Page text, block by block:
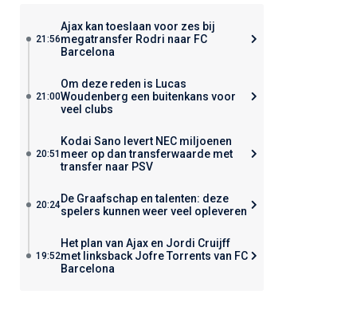
21:56
Ajax kan toeslaan voor zes bij
megatransfer Rodri naar FC
Barcelona
21:00
Om deze reden is Lucas
Woudenberg een buitenkans voor
veel clubs
20:51
Kodai Sano levert NEC miljoenen
meer op dan transferwaarde met
transfer naar PSV
20:24De Graafschap en talenten: deze
spelers kunnen weer veel opleveren
19:52
Het plan van Ajax en Jordi Cruijff
met linksback Jofre Torrents van FC
Barcelona